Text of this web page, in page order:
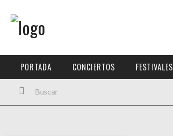
PORTADA
FESTIVALES
PORTADA CONCIERTOS FESTIVALES